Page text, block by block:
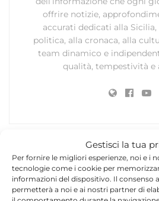
Gestisci la tua
Per fornire le migliori esperienze, noi e i
tecnologie come i cookie per
informazioni del dispositivo. Il consenso
permetterà a noi e ai nostri partner di
offrire notizie,
accurati dedicati alla Sicilia,
politica, alla cronaca, alla
team dinamico e
qualità, tempestività e
Lascia un commento
Il tuo indirizzo email non sarà